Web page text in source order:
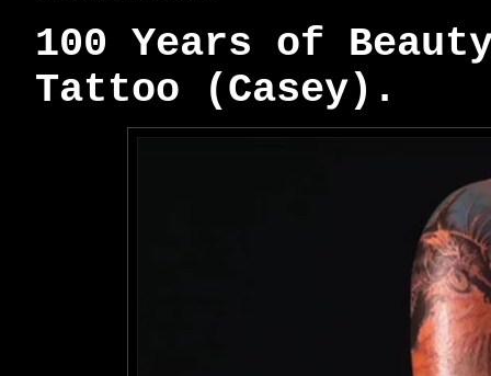
100 Years of
Tattoo (Casey).